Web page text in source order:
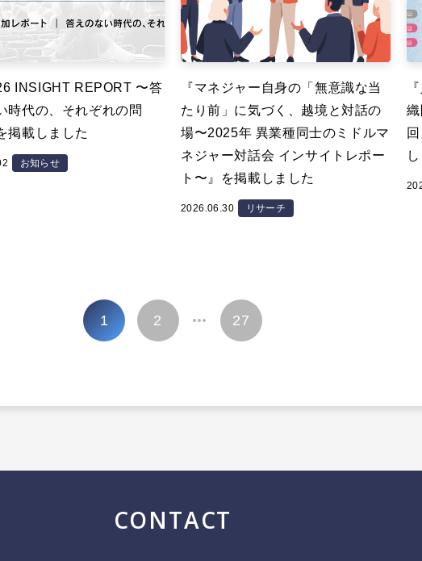
INSIGHT REPORT 〜答
時代の、それぞれの問
掲載しました
お知らせ
『マネジャー自身の「無意識な当
たり前」に気づく、越境と対話の
場〜2025年 異業種同士のミドルマ
ネジャー対話会 インサイトレポー
ト〜』を掲載しました
2026.06.30 リサーチ
1 2 27
CONTACT